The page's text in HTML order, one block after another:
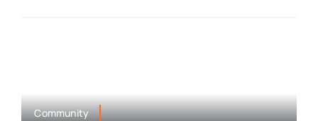
Community